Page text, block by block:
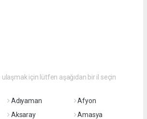
ulaşmak için lütfen aşağıdan bir il seçin
Adıyaman
Afyon
Aksaray
Amasya